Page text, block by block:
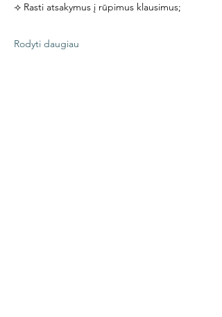
⟢ Rasti atsakymus į rūpimus klausimus;
Rodyti daugiau